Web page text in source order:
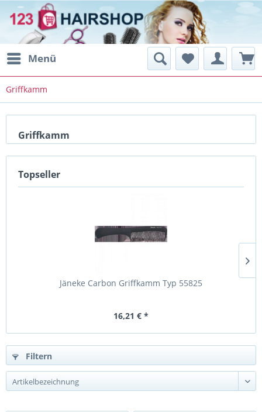
Menü
Griffkamm
Griffkamm
Topseller
Jäneke Carbon Griffkamm Typ 55825
16,21 € *
Filtern